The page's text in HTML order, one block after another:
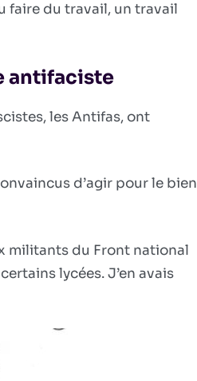
faire du travail, un travail
antifaciste
les Antifas, ont
d’agir pour le bien
militants du Front national
lycées. J’en avais